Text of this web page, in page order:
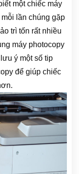
một chiếc máy
lần chúng gặp
trì tốn rất nhiều
máy photocopy
ý một số tip
để giúp chiếc